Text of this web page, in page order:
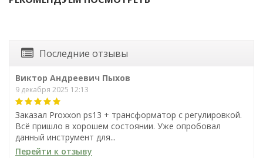
Лента для Proxxon MBS
240/E, 1065 х 5 х 0,4 мм, 24
зуба на дюйм, для стали и
латуни
2 602₽
1
зубов на дюйм, для дерева
и пластика
Лента биметаллическая
для Proxxon MBS 240/E, 1065
Последние отзывы
Виктор Андреевич Пыхов
9 декабря 2025 12:13
Заказал Proxxon ps13 + трансформатор с регулировкой.
Всё пришло в хорошем состоянии. Уже опробовал
данный инструмент для...
Перейти к отзыву